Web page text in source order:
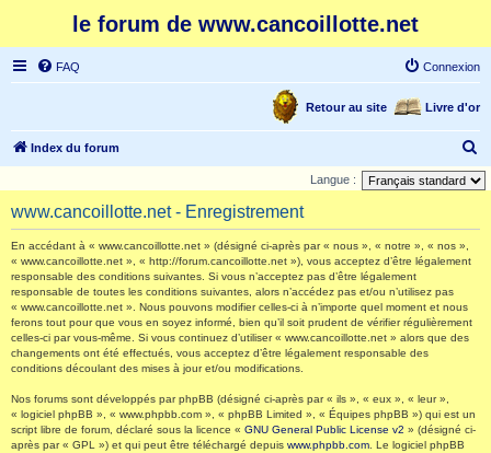
le forum de www.cancoillotte.net
FAQ Connexion
Livre d'or
Retour au site
Index du forum
e
Langue :
www.cancoillotte.net - Enregistrement
En accédant à « www.cancoillotte.net » (désigné ci-après par « nous », « notre », « nos »,
« www.cancoillotte.net », « http://forum.cancoillotte.net »), vous acceptez d’être légalement
responsable des conditions suivantes. Si vous n’acceptez pas d’être légalement
responsable de toutes les conditions suivantes, alors n’accédez pas et/ou n’utilisez pas
« www.cancoillotte.net ». Nous pouvons modifier celles-ci à n’importe quel moment et nous
ferons tout pour que vous en soyez informé, bien qu’il soit prudent de vérifier régulièrement
celles-ci par vous-même. Si vous continuez d’utiliser « www.cancoillotte.net » alors que des
changements ont été effectués, vous acceptez d’être légalement responsable des
conditions découlant des mises à jour et/ou modifications.
Nos forums sont développés par phpBB (désigné ci-après par « ils », « eux », « leur »,
« logiciel phpBB », « www.phpbb.com », « phpBB Limited », « Équipes phpBB ») qui est un
script libre de forum, déclaré sous la licence « GNU General Public License v2 » (désigné ci-
après par « GPL ») et qui peut être téléchargé depuis www.phpbb.com . Le logiciel phpBB